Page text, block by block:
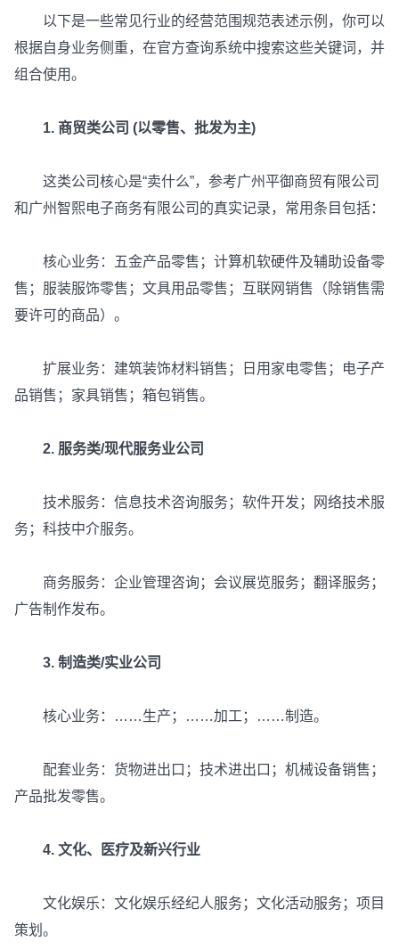
以下是一些常见行业的经营范围规范表述示例，你可以
根据自身业务侧重，在官方查询系统中搜索这些关键词，并
组合使用。
1. 商贸类公司 (以零售、批发为主)
这类公司核心是“卖什么”，参考广州平御商贸有限公司
和广州智熙电子商务有限公司的真实记录，常用条目包括：
核心业务：五金产品零售；计算机软硬件及辅助设备零
售；服装服饰零售；文具用品零售；互联网销售（除销售需
要许可的商品）。
扩展业务：建筑装饰材料销售；日用家电零售；电子产
品销售；家具销售；箱包销售。
2. 服务类/现代服务业公司
技术服务：信息技术咨询服务；软件开发；网络技术服
务；科技中介服务。
商务服务：企业管理咨询；会议展览服务；翻译服务；
广告制作发布。
3. 制造类/实业公司
核心业务：……生产；……加工；……制造。
配套业务：货物进出口；技术进出口；机械设备销售；
产品批发零售。
4. 文化、医疗及新兴行业
文化娱乐：文化娱乐经纪人服务；文化活动服务；项目
策划。